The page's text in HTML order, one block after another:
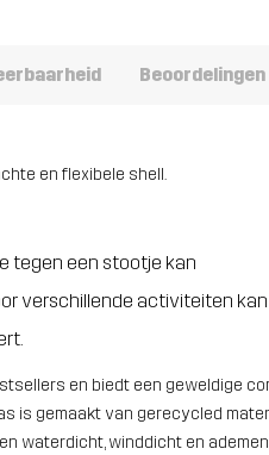
Beoordelingen
en flexibele shell.
tegen een stootje kan
verschillende activiteiten
en biedt een geweldige
is gemaakt van gerecycled
waterdicht, winddicht en